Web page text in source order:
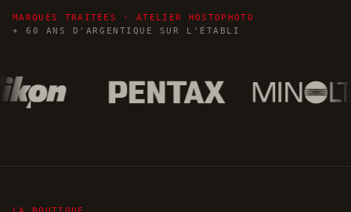
MARQUES TRAITÉES · ATELIER HOSTOPHOTO
+ 60 ANS D'ARGENTIQUE SUR L'ÉTABLI